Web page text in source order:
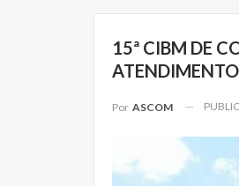
15ª CIBM DE
Por ASCOM